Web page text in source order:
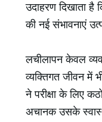
उदाहरण दिखाता
की नई संभावनाएं
लचीलापन केवल
व्यक्तिगत जीवन में
ने परीक्षा के लिए
अचानक उसके